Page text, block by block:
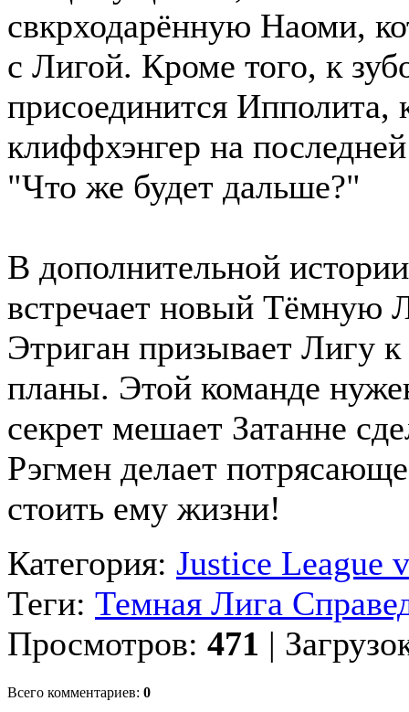
свкрходарённую Наоми,
с Лигой. Кроме того, к
присоединится Ипполита,
клиффхэнгер на последней
"Что же будет дальше?"
В дополнительной
встречает новый Тёмную
Этриган призывает Лигу
планы. Этой команде
секрет мешает Затанне
Рэгмен делает
стоить ему жизни!
Категория: Justice League
Теги: Темная Лига
Просмотров: 471 |
Всего комментариев: 0